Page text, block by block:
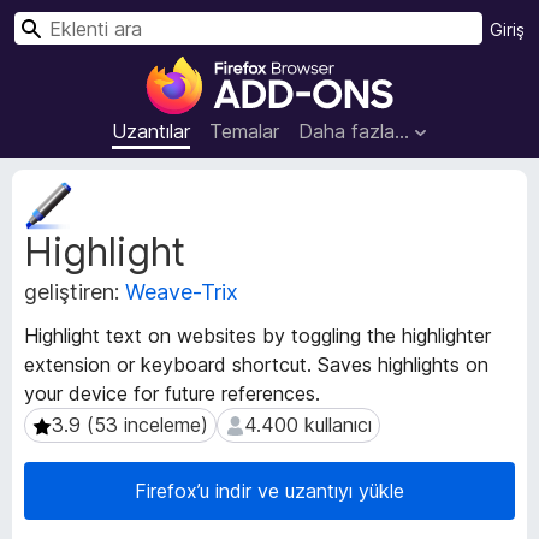
F
r
e
o
w
s
e
r
k
Uzantılar Temalar Daha fazla…
Giriş
A
Highlight
geliştiren: Weave-Trix
Highlight text on websites by toggling the highlighter
extension or keyboard shortcut. Saves highlights on
your device for future references.
3.9 (53 inceleme)
3.9 (53 inceleme) 4.400 kullanıcı
4.400 kullanıcı
Firefox’u indir ve uzantıyı yükle
z
a
n
t
m
e
t
a
v
e
i